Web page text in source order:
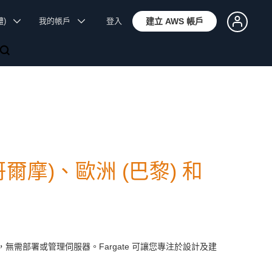
) 我的帳戶 登入 建立 AWS 帳戶
摩)、歐洲 (巴黎) 和
需部署或管理伺服器。Fargate 可讓您專注於設計及建